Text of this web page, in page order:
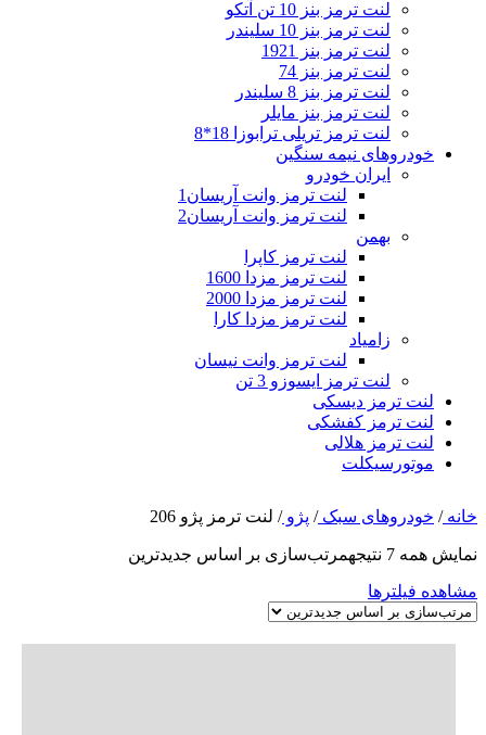
لنت ترمز بنز 10 تن آتکو
لنت ترمز بنز 10 سلیندر
لنت ترمز بنز 1921
لنت ترمز بنز 74
لنت ترمز بنز 8 سلیندر
لنت ترمز بنز مایلر
لنت ترمز تریلی ترابوزا 18*8
خودروهای نیمه سنگین
ایران خودرو
لنت ترمز وانت آریسان1
لنت ترمز وانت آریسان2
بهمن
لنت ترمز کاپرا
لنت ترمز مزدا 1600
لنت ترمز مزدا 2000
لنت ترمز مزدا کارا
زامیاد
لنت ترمز وانت نیسان
لنت ترمز ایسوزو 3 تن
لنت ترمز دیسکی
لنت ترمز کفشکی
لنت ترمز هلالی
موتورسیکلت
خانه/ خودروهای سبک/ پژو/ لنت ترمز پژو 206
نمایش همه 7 نتیجه
مرتب‌سازی بر اساس جدیدترین
مشاهده فیلترها